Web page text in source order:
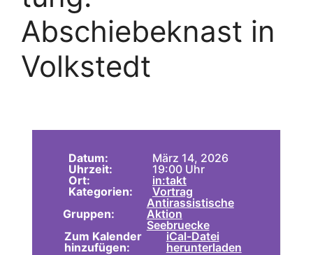
Abschiebeknast in
Volkstedt
Datum:
März 14, 2026
Uhrzeit:
19:00 Uhr
Ort:
in:takt
Kategorien:
Vortrag
Gruppen:
Antirassistische
Aktion
Seebruecke
Zum Kalender
hinzufügen:
iCal-Datei
herunterladen